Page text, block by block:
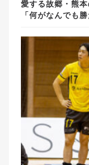
愛する故郷・熊
「何がなんでも